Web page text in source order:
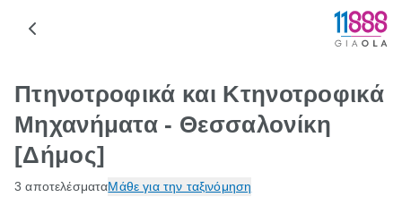
Πτηνοτροφικά και Κτηνοτροφικά
Μηχανήματα - Θεσσαλονίκη
[Δήμος]
3 αποτελέσματαΜάθε για την ταξινόμηση